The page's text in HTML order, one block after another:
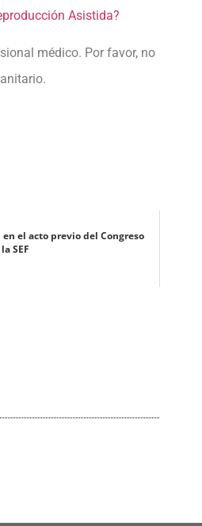
Asistida?
médico. Por favor, no
el acto previo del Congreso
SEF